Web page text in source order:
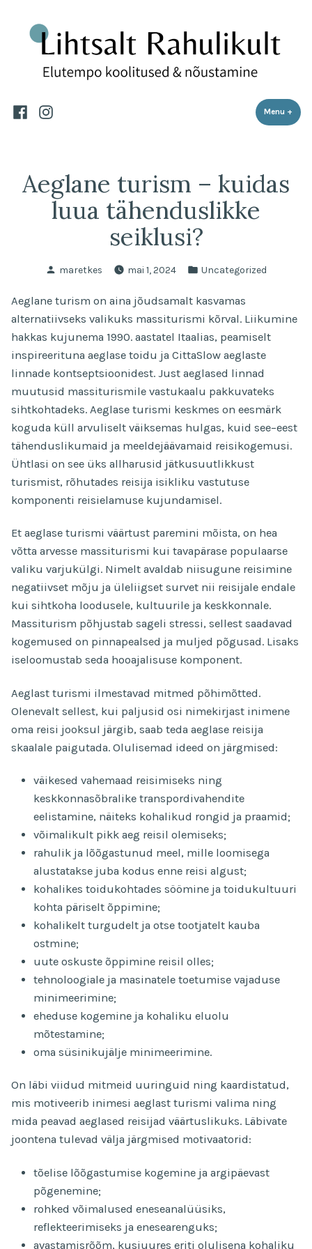
content
Menu +
FacebookInstagram
Aeglane turism – kuidas
luua tähenduslikke
seiklusi?
Posted
maretkes mai 1, 2024
Posted
Uncategorized
Aeglane turism on aina jõudsamalt kasvamas
alternatiivseks valikuks massiturismi kõrval. Liikumine
hakkas kujunema 1990. aastatel Itaalias, peamiselt
inspireerituna aeglase toidu ja CittaSlow aeglaste
linnade kontseptsioonidest. Just aeglased linnad
muutusid massiturismile vastukaalu pakkuvateks
sihtkohtadeks. Aeglase turismi keskmes on eesmärk
koguda küll arvuliselt väiksemas hulgas, kuid see–eest
tähenduslikumaid ja meeldejäävamaid reisikogemusi.
Ühtlasi on see üks allharusid jätkusuutlikkust
turismist, rõhutades reisija isikliku vastutuse
komponenti reisielamuse kujundamisel.
Et aeglase turismi väärtust paremini mõista, on hea
võtta arvesse massiturismi kui tavapärase populaarse
valiku varjukülgi. Nimelt avaldab niisugune reisimine
negatiivset mõju ja üleliigset survet nii reisijale endale
kui sihtkoha loodusele, kultuurile ja keskkonnale.
Massiturism põhjustab sageli stressi, sellest saadavad
kogemused on pinnapealsed ja muljed põgusad. Lisaks
iseloomustab seda hooajalisuse komponent.
Aeglast turismi ilmestavad mitmed põhimõtted.
Olenevalt sellest, kui paljusid osi nimekirjast inimene
oma reisi jooksul järgib, saab teda aeglase reisija
skaalale paigutada. Olulisemad ideed on järgmised:
väikesed vahemaad reisimiseks ning
keskkonnasõbralike transpordivahendite
eelistamine, näiteks kohalikud rongid ja praamid;
võimalikult pikk aeg reisil olemiseks;
rahulik ja lõõgastunud meel, mille loomisega
alustatakse juba kodus enne reisi algust;
kohalikes toidukohtades söömine ja toidukultuuri
kohta päriselt õppimine;
kohalikelt turgudelt ja otse tootjatelt kauba
ostmine;
uute oskuste õppimine reisil olles;
tehnoloogiale ja masinatele toetumise vajaduse
minimeerimine;
eheduse kogemine ja kohaliku eluolu
mõtestamine;
oma süsinikujälje minimeerimine.
On läbi viidud mitmeid uuringuid ning kaardistatud,
mis motiveerib inimesi aeglast turismi valima ning
mida peavad aeglased reisijad väärtuslikuks. Läbivate
joontena tulevad välja järgmised motivaatorid:
tõelise lõõgastumise kogemine ja argipäevast
põgenemine;
rohked võimalused eneseanalüüsiks,
reflekteerimiseks ja enesearenguks;
avastamisrõõm, kusjuures eriti olulisena kohaliku